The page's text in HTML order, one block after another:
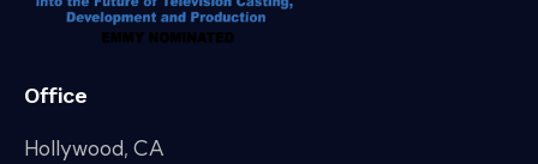
Office
Hollywood, CA